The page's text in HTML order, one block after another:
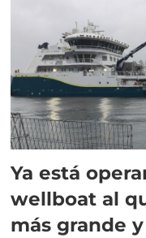
Ya está
wellboat al
más grande